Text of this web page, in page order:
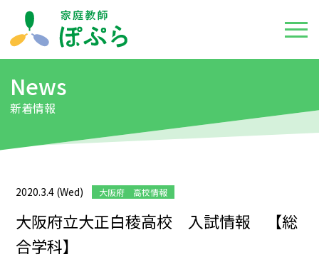
News
新着情報
2020.3.4 (Wed) 大阪府 高校情報
大阪府立大正白稜高校 入試情報 【総
合学科】